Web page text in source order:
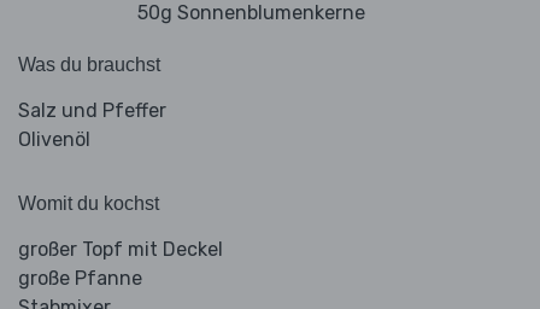
50g Sonnenblumenkerne
Was du brauchst
Salz und Pfeffer
Olivenöl
Womit du kochst
großer Topf mit Deckel
große Pfanne